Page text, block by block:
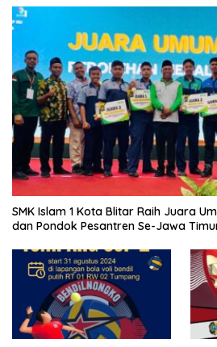
SMK Islam 1 Kota Blitar Raih Juara
dan Pondok Pesantren Se-Jawa